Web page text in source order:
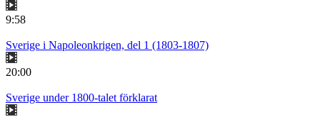
9:58
Sverige i Napoleonkrigen, del 1 (1803-1807)
20:00
Sverige under 1800-talet förklarat